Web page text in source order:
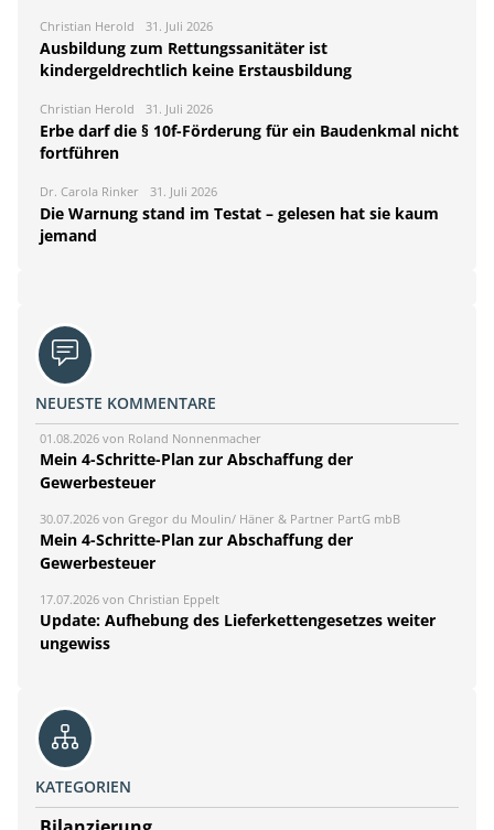
Christian Herold 31. Juli 2026
Ausbildung zum Rettungssanitäter ist
kindergeldrechtlich keine Erstausbildung
Christian Herold 31. Juli 2026
Erbe darf die § 10f-Förderung für ein Baudenkmal nicht
fortführen
Dr. Carola Rinker 31. Juli 2026
Die Warnung stand im Testat – gelesen hat sie kaum
jemand
NEUESTE KOMMENTARE
01.08.2026 von Roland Nonnenmacher
Mein 4-Schritte-Plan zur Abschaffung der
Gewerbesteuer
30.07.2026 von Gregor du Moulin/ Häner & Partner PartG mbB
Mein 4-Schritte-Plan zur Abschaffung der
Gewerbesteuer
17.07.2026 von Christian Eppelt
Update: Aufhebung des Lieferkettengesetzes weiter
ungewiss
KATEGORIEN